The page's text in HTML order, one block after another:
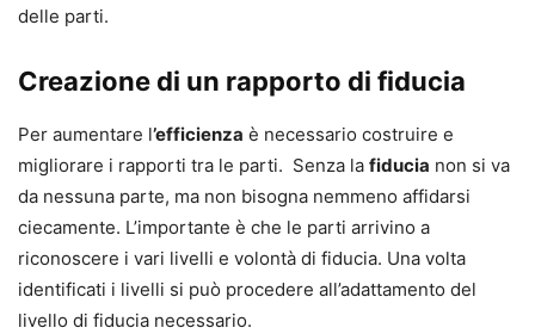
delle parti.
Creazione di un rapporto di fiducia
Per aumentare l’efficienza è necessario costruire e
migliorare i rapporti tra le parti. Senza la fiducia non si va
da nessuna parte, ma non bisogna nemmeno affidarsi
ciecamente. L’importante è che le parti arrivino a
riconoscere i vari livelli e volontà di fiducia. Una volta
identificati i livelli si può procedere all’adattamento del
livello di fiducia necessario.